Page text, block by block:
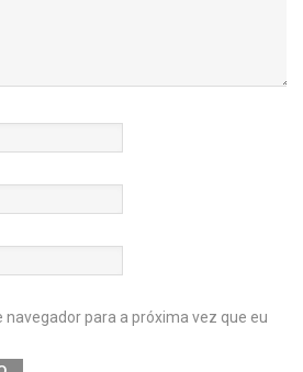
para a próxima vez que eu